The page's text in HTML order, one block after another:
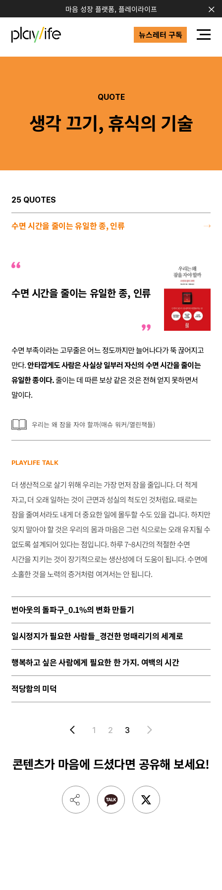
마음 성장 플랫폼, 플레이라이프
뉴스레터 구독
QUOTE
생각 끄기, 휴식의 기술
25 QUOTES
수면 시간을 줄이는 유일한 종, 인류
수면 시간을 줄이는 유일한 종, 인류
수면 부족이라는 고무줄은 어느 정도까지만 늘어나다가 뚝 끊어지고
만다.안타깝게도 사람은 사실상 일부러 자신의 수면 시간을 줄이는
유일한 종이다.줄이는 데 따른 보상 같은 것은 전혀 얻지 못하면서
말이다.
우리는 왜 잠을 자야 할까(매슈 워커/열린책들)
PLAYLIFE TALK
더 생산적으로 살기 위해 우리는 가장 먼저 잠을 줄입니다. 더 적게
자고, 더 오래 일하는 것이 근면과 성실의 척도인 것처럼요. 때로는
잠을 줄여서라도 내게 더 중요한 일에 몰두할 수도 있을 겁니다. 하지만
잊지 말아야 할 것은 우리의 몸과 마음은 그런 식으로는 오래 유지될 수
없도록 설계되어 있다는 점입니다. 하루 7~8시간의 적절한 수면
시간을 지키는 것이 장기적으로는 생산성에 더 도움이 됩니다. 수면에
소홀한 것을 노력의 증거처럼 여겨서는 안 됩니다.
번아웃의 돌파구_0.1%의 변화 만들기
일시정지가 필요한 사람들_경건한 멍때리기의 세계로
행복하고 싶은 사람에게 필요한 한 가지. 여백의 시간
적당함의 미덕
1 2 3
콘텐츠가 마음에 드셨다면 공유해 보세요!